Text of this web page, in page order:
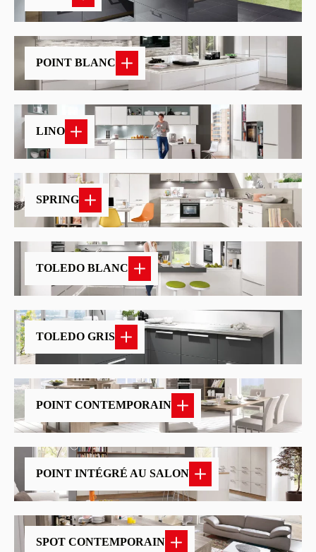
POINT BLANC
LINO
SPRING
TOLEDO BLANC
TOLEDO GRIS
POINT CONTEMPORAIN
POINT INTÉGRÉ AU SALON
SPOT CONTEMPORAIN